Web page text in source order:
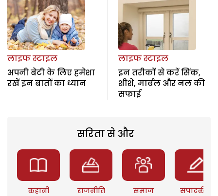
लाइफ स्टाइल
अपनी बेटी के लिए हमेशा
रखें इन बातों का ध्यान
लाइफ स्टाइल
इन तरीकों से करें सिंक,
शीशे, मार्बल और नल की
सफाई
सरिता से और
कहानी राजनीति समाज संपादकीय